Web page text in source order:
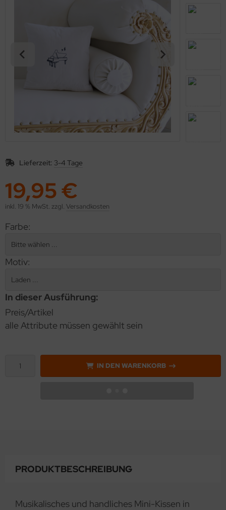
Lieferzeit: 3-4 Tage
19,95 €
inkl. 19 % MwSt. zzgl. Versandkosten
Farbe:
Motiv:
In dieser Ausführung:
Preis/Artikel
alle Attribute müssen gewählt sein
IN DEN WARENKORB
PRODUKTBESCHREIBUNG
Musikalisches und handliches Mini-Kissen in